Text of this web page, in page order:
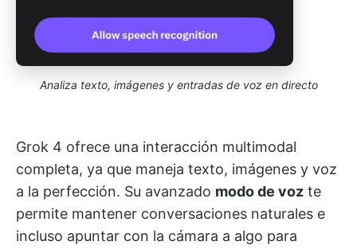
Analiza texto, imágenes y entradas de voz en directo
Grok 4 ofrece una interacción multimodal
completa, ya que maneja texto, imágenes y voz
a la perfección. Su avanzado modo de voz te
permite mantener conversaciones naturales e
incluso apuntar con la cámara a algo para